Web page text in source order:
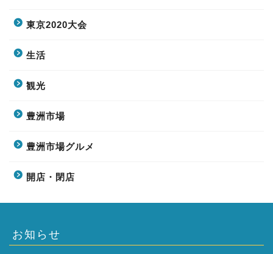
東京2020大会
生活
観光
豊洲市場
豊洲市場グルメ
開店・閉店
お知らせ